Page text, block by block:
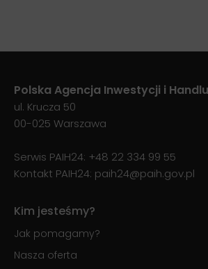
Polska Agencja Inwestycji i Handlu
ul. Krucza 50
00-025 Warszawa
Serwis PAIH24: +48 22 334 99 55
Kontakt PAIH24: paih24@paih.gov.pl
Kim jesteśmy?
Jak pomagamy?
Nasza oferta